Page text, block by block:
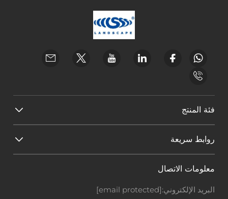
فئة المنتج
روابط سريعة
معلومات الاتصال
البريد الإلكتروني:[email protected]